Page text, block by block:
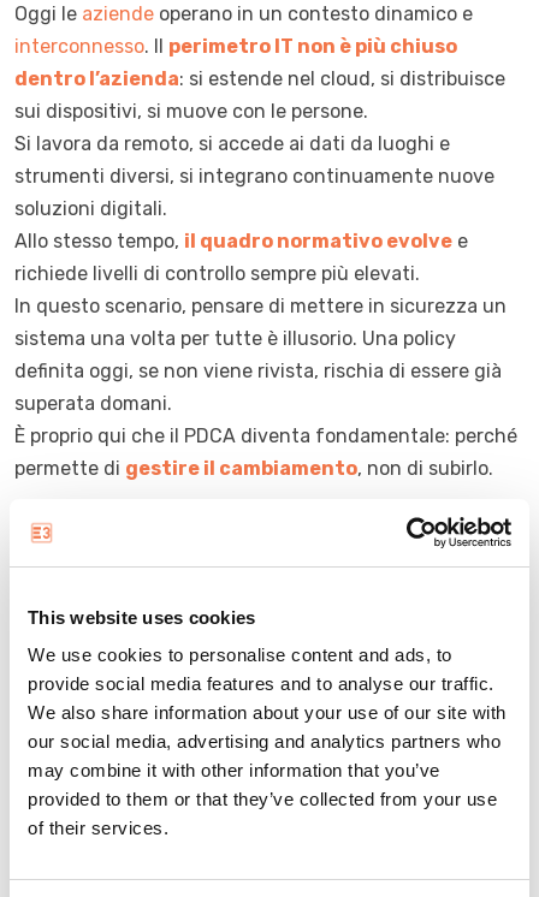
This website uses cookies
We use cookies to personalise content and ads, to
provide social media features and to analyse our traffic.
We also share information about your use of our site with
our social media, advertising and analytics partners who
may combine it with other information that you’ve
provided to them or that they’ve collected from your use
of their services.
Oggi le aziende operano in un contesto dinamico e
interconnesso. Il perimetro IT non è più chiuso
dentro l’azienda: si estende nel cloud, si distribuisce
sui dispositivi, si muove con le persone.
Si lavora da remoto, si accede ai dati da luoghi e
strumenti diversi, si integrano continuamente nuove
soluzioni digitali.
Allo stesso tempo, il quadro normativo evolve e
richiede livelli di controllo sempre più elevati.
In questo scenario, pensare di mettere in sicurezza un
sistema una volta per tutte è illusorio. Una policy
definita oggi, se non viene rivista, rischia di essere già
superata domani.
È proprio qui che il PDCA diventa fondamentale: perché
permette di gestire il cambiamento, non di subirlo.
Il ciclo consente di affrontare in modo strutturato tre
grandi dimensioni di evoluzione:
1. Evoluzione tecnologica
Le tecnologie cambiano rapidamente:cloud, IoT,
strumenti collaborativi, intelligenza artificiale. Ogni
innovazione porta opportunità, ma anche nuove
superfici di attacco.
Senza un processo continuo di analisi e aggiornamento,
accorgersene.